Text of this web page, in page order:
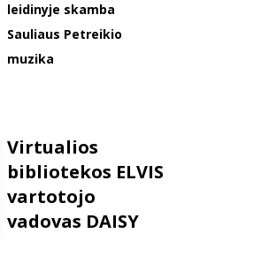
leidinyje skamba
Sauliaus Petreikio
muzika
Virtualios
bibliotekos ELVIS
vartotojo
vadovas DAISY